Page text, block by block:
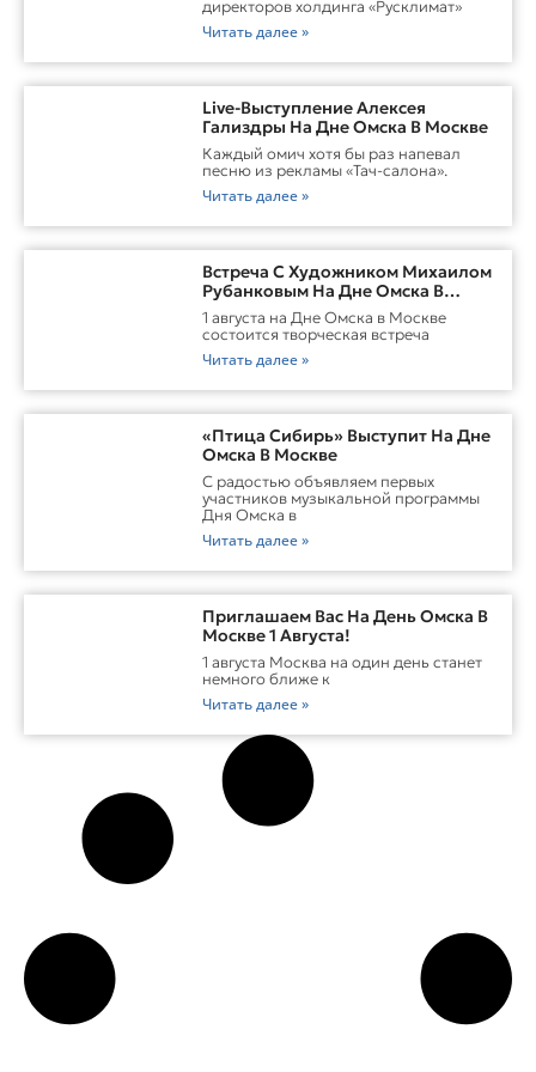
директоров холдинга «Русклимат»
Читать далее »
Live-Выступление Алексея
Гализдры На Дне Омска В Москве
Каждый омич хотя бы раз напевал
песню из рекламы «Тач-салона».
Читать далее »
Встреча С Художником Михаилом
Рубанковым На Дне Омска В
Москве
1 августа на Дне Омска в Москве
состоится творческая встреча
Читать далее »
«Птица Сибирь» Выступит На Дне
Омска В Москве
С радостью объявляем первых
участников музыкальной программы
Дня Омска в
Читать далее »
Приглашаем Вас На День Омска В
Москве 1 Августа!
1 августа Москва на один день станет
немного ближе к
Читать далее »